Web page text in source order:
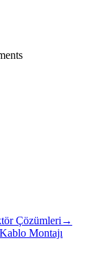
Çözümleri →
Montajı